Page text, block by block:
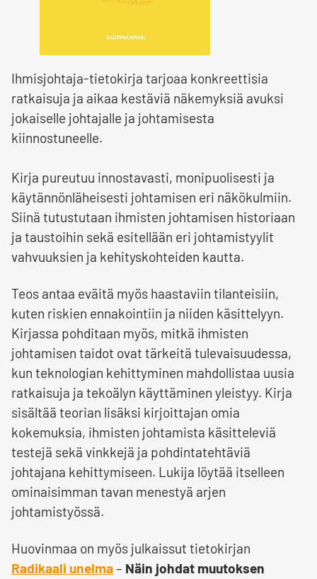
Ihmisjohtaja-tietokirja tarjoaa konkreettisia
ratkaisuja ja aikaa kestäviä näkemyksiä avuksi
jokaiselle johtajalle ja johtamisesta
kiinnostuneelle.
Kirja pureutuu innostavasti, monipuolisesti ja
käytännönläheisesti johtamisen eri näkökulmiin.
Siinä tutustutaan ihmisten johtamisen historiaan
ja taustoihin sekä esitellään eri johtamistyylit
vahvuuksien ja kehityskohteiden kautta.
Teos antaa eväitä myös haastaviin tilanteisiin,
kuten riskien ennakointiin ja niiden käsittelyyn.
Kirjassa pohditaan myös, mitkä ihmisten
johtamisen taidot ovat tärkeitä tulevaisuudessa,
kun teknologian kehittyminen mahdollistaa uusia
ratkaisuja ja tekoälyn käyttäminen yleistyy. Kirja
sisältää teorian lisäksi kirjoittajan omia
kokemuksia, ihmisten johtamista käsitteleviä
testejä sekä vinkkejä ja pohdintatehtäviä
johtajana kehittymiseen. Lukija löytää itselleen
ominaisimman tavan menestyä arjen
johtamistyössä.
Huovinmaa on myös julkaissut tietokirjan
Radikaali unelma– Näin johdat muutoksen